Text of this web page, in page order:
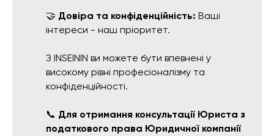
🤝 Довіра та конфіденційність: Ваші
інтереси - наш пріоритет.
З INSEININ ви можете бути впевнені у
високому рівні професіоналізму та
конфіденційності.
📞 Для отримання консультації Юриста з
податкового права Юридичної компанії